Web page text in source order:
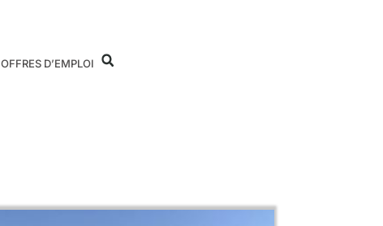
OFFRES D’EMPLOI